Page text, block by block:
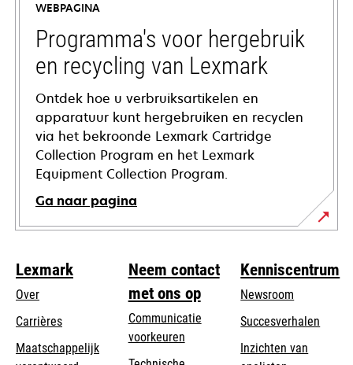
new
tab
WEBPAGINA
Programma's voor hergebruik
en recycling van Lexmark
Ontdek hoe u verbruiksartikelen en
apparatuur kunt hergebruiken en recyclen
via het bekroonde Lexmark Cartridge
Collection Program en het Lexmark
Equipment Collection Program.
Ga naar pagina
Lexmark
Over
Carrières
Maatschappelijk
Neem contact
met ons op
Communicatie
voorkeuren
Kenniscentrum
Newsroom
Succesverhalen
Inzichten van